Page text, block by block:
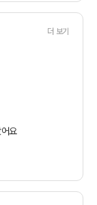
더 보기
요